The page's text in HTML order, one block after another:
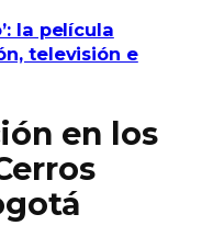
la película
televisión e
en los